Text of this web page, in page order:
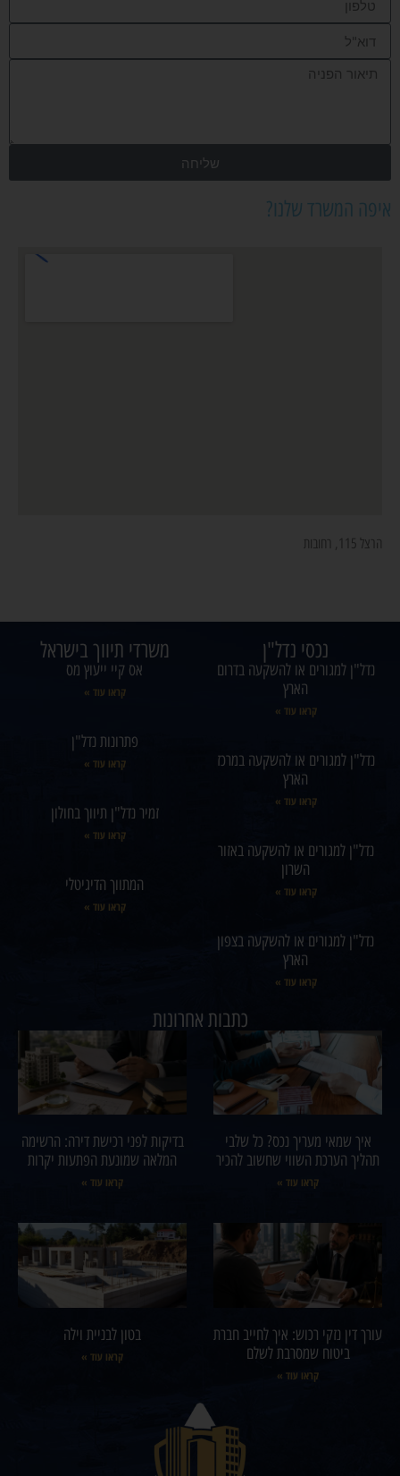
שליחה
איפה המשרד שלנו?
הרצל 115, רחובות
נכסי נדל"ן
נדל"ן למגורים או להשקעה בדרום
הארץ
קראו עוד »
נדל"ן למגורים או להשקעה במרכז
הארץ
קראו עוד »
נדל"ן למגורים או להשקעה באזור
השרון
קראו עוד »
נדל"ן למגורים או להשקעה בצפון
הארץ
קראו עוד »
משרדי תיווך בישראל
אס קיי ייעוץ מס
קראו עוד »
פתרונות נדל"ן
קראו עוד »
זמיר נדל"ן תיווך בחולון
קראו עוד »
המתווך הדיגיטלי
קראו עוד »
כתבות אחרונות
איך שמאי מעריך נכס? כל שלבי
תהליך הערכת השווי שחשוב להכיר
קראו עוד »
בדיקות לפני רכישת דירה: הרשימה
המלאה שמונעת הפתעות יקרות
קראו עוד »
עורך דין נזקי רכוש: איך לחייב חברת
ביטוח שמסרבת לשלם
קראו עוד »
בטון לבניית וילה
קראו עוד »